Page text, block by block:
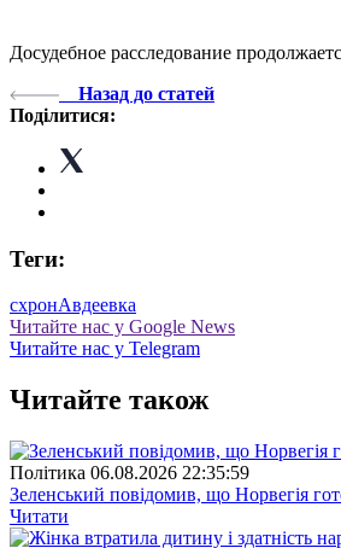
Досудебное расследование
Назад до статей
Поділитися:
Теги:
схронАвдеевка
Читайте нас у Google News
Читайте нас у Telegram
Читайте також
Полiтика 06.08.2026 22:35:59
Зеленський повідомив, що Норвегія
Читати